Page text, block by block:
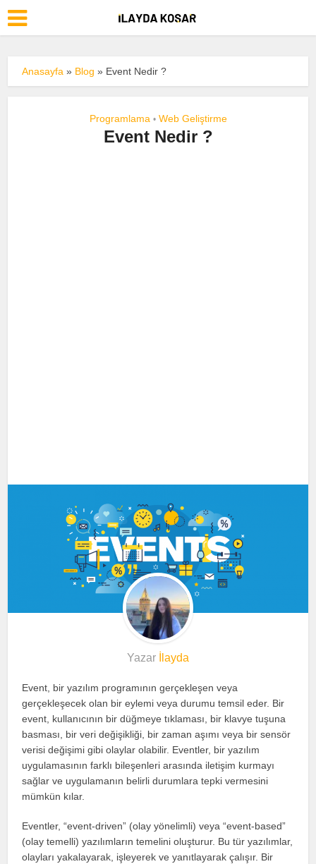
Anasayfa » Blog » Event Nedir ?
Programlama • Web Geliştirme
Event Nedir ?
Yazar İlayda
Event, bir yazılım programının gerçekleşen veya
gerçekleşecek olan bir eylemi veya durumu temsil eder. Bir
event, kullanıcının bir düğmeye tıklaması, bir klavye tuşuna
basması, bir veri değişikliği, bir zaman aşımı veya bir sensör
verisi değişimi gibi olaylar olabilir. Eventler, bir yazılım
uygulamasının farklı bileşenleri arasında iletişim kurmayı
sağlar ve uygulamanın belirli durumlara tepki vermesini
mümkün kılar.
Eventler, “event-driven” (olay yönelimli) veya “event-based”
(olay temelli) yazılımların temelini oluşturur. Bu tür yazılımlar,
olayları yakalayarak, işleyerek ve yanıtlayarak çalışır. Bir